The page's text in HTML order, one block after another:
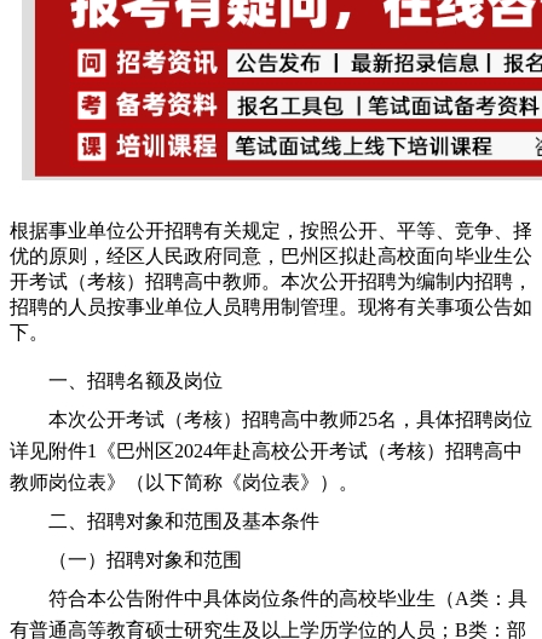
根据事业单位公开招聘有关规定，按照公开、平等、竞争、择
优的原则，经区人民政府同意，巴州区拟赴高校面向毕业生公
开考试（考核）招聘高中教师。本次公开招聘为编制内招聘，
招聘的人员按事业单位人员聘用制管理。现将有关事项公告如
下。
一、招聘名额及岗位
本次公开考试（考核）招聘高中教师25名，具体招聘岗位
详见附件1《巴州区2024年赴高校公开考试（考核）招聘高中
教师岗位表》（以下简称《岗位表》）。
二、招聘对象和范围及基本条件
（一）招聘对象和范围
符合本公告附件中具体岗位条件的高校毕业生（A类：具
有普通高等教育硕士研究生及以上学历学位的人员；B类：部